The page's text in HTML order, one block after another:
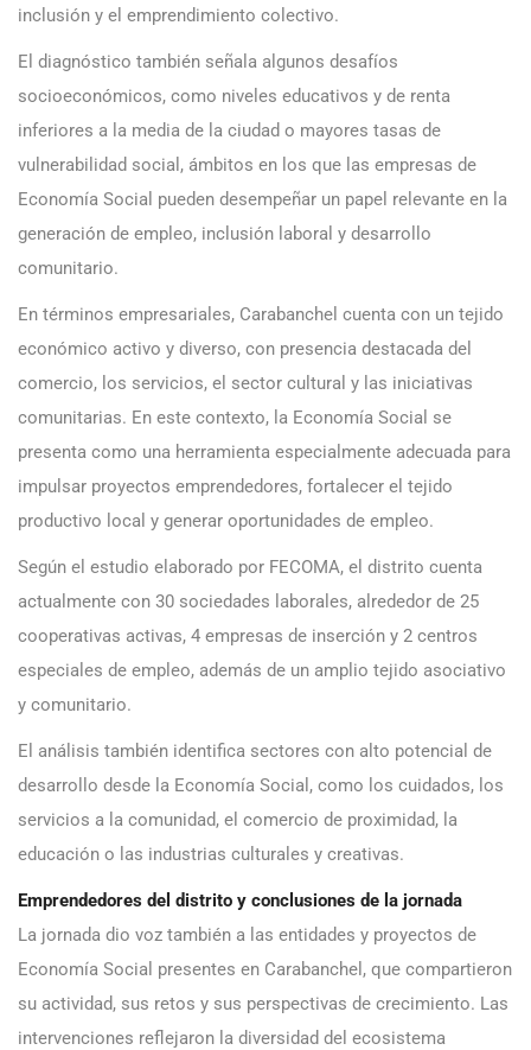
inclusión y el emprendimiento colectivo.
El diagnóstico también señala algunos desafíos
socioeconómicos, como niveles educativos y de renta
inferiores a la media de la ciudad o mayores tasas de
vulnerabilidad social, ámbitos en los que las empresas de
Economía Social pueden desempeñar un papel relevante en la
generación de empleo, inclusión laboral y desarrollo
comunitario.
En términos empresariales, Carabanchel cuenta con un tejido
económico activo y diverso, con presencia destacada del
comercio, los servicios, el sector cultural y las iniciativas
comunitarias. En este contexto, la Economía Social se
presenta como una herramienta especialmente adecuada para
impulsar proyectos emprendedores, fortalecer el tejido
productivo local y generar oportunidades de empleo.
Según el estudio elaborado por FECOMA, el distrito cuenta
actualmente con 30 sociedades laborales, alrededor de 25
cooperativas activas, 4 empresas de inserción y 2 centros
especiales de empleo, además de un amplio tejido asociativo
y comunitario.
El análisis también identifica sectores con alto potencial de
desarrollo desde la Economía Social, como los cuidados, los
servicios a la comunidad, el comercio de proximidad, la
educación o las industrias culturales y creativas.
Emprendedores del distrito y conclusiones de la jornada
La jornada dio voz también a las entidades y proyectos de
Economía Social presentes en Carabanchel, que compartieron
su actividad, sus retos y sus perspectivas de crecimiento. Las
intervenciones reflejaron la diversidad del ecosistema